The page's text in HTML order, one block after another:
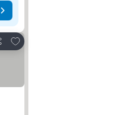
Agregar a favoritos